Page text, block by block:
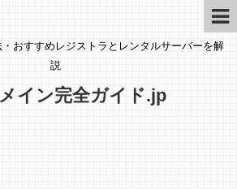
おすすめレジストラとレンタルサーバーを解
説
イン完全ガイド.jp